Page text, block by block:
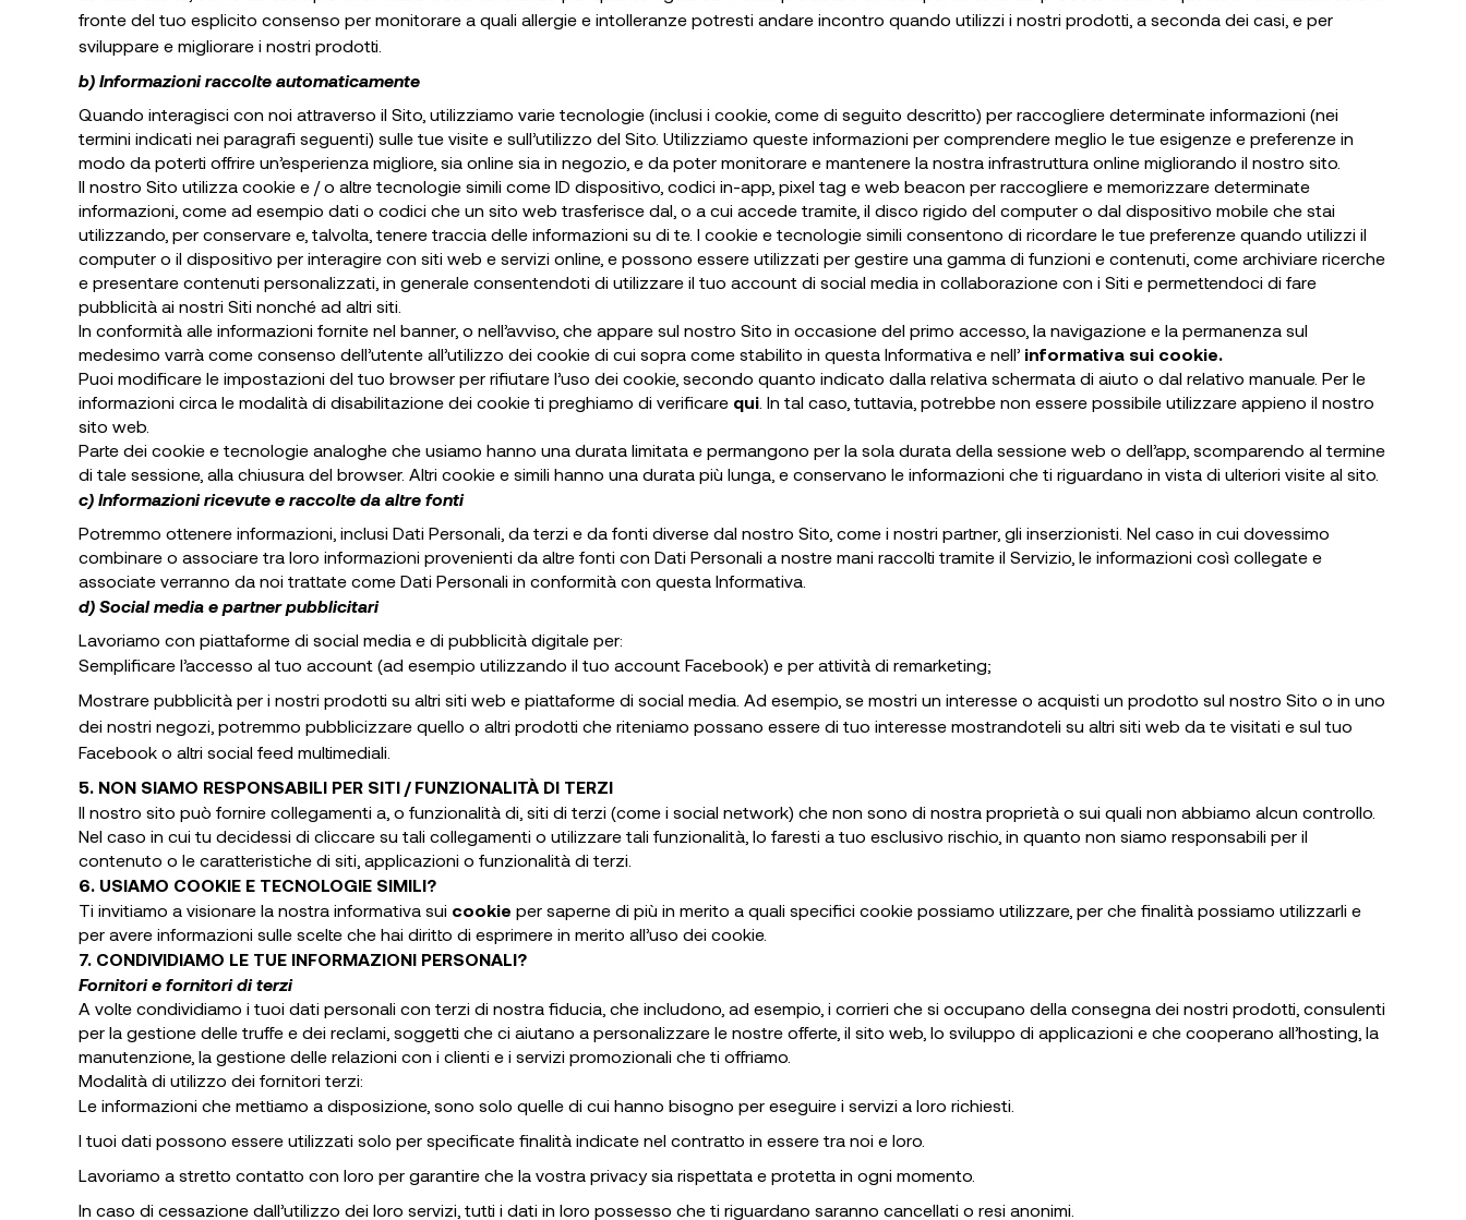
fronte del tuo esplicito consenso per monitorare a quali allergie e intolleranze potresti andare incontro quando utilizzi i nostri prodotti, a seconda dei casi, e per
sviluppare e migliorare i nostri prodotti.
b) Informazioni raccolte automaticamente
Quando interagisci con noi attraverso il Sito, utilizziamo varie tecnologie (inclusi i cookie, come di seguito descritto) per raccogliere determinate informazioni (nei
termini indicati nei paragrafi seguenti) sulle tue visite e sull’utilizzo del Sito. Utilizziamo queste informazioni per comprendere meglio le tue esigenze e preferenze in
modo da poterti offrire un’esperienza migliore, sia online sia in negozio, e da poter monitorare e mantenere la nostra infrastruttura online migliorando il nostro sito.
Il nostro Sito utilizza cookie e / o altre tecnologie simili come ID dispositivo, codici in-app, pixel tag e web beacon per raccogliere e memorizzare determinate
informazioni, come ad esempio dati o codici che un sito web trasferisce dal, o a cui accede tramite, il disco rigido del computer o dal dispositivo mobile che stai
utilizzando, per conservare e, talvolta, tenere traccia delle informazioni su di te. I cookie e tecnologie simili consentono di ricordare le tue preferenze quando utilizzi il
computer o il dispositivo per interagire con siti web e servizi online, e possono essere utilizzati per gestire una gamma di funzioni e contenuti, come archiviare ricerche
e presentare contenuti personalizzati, in generale consentendoti di utilizzare il tuo account di social media in collaborazione con i Siti e permettendoci di fare
pubblicità ai nostri Siti nonché ad altri siti.
In conformità alle informazioni fornite nel banner, o nell’avviso, che appare sul nostro Sito in occasione del primo accesso, la navigazione e la permanenza sul
medesimo varrà come consenso dell’utente all’utilizzo dei cookie di cui sopra come stabilito in questa Informativa e nell’ informativa sui cookie.
Puoi modificare le impostazioni del tuo browser per rifiutare l’uso dei cookie, secondo quanto indicato dalla relativa schermata di aiuto o dal relativo manuale. Per le
informazioni circa le modalità di disabilitazione dei cookie ti preghiamo di verificare qui . In tal caso, tuttavia, potrebbe non essere possibile utilizzare appieno il nostro
sito web.
Parte dei cookie e tecnologie analoghe che usiamo hanno una durata limitata e permangono per la sola durata della sessione web o dell’app, scomparendo al termine
di tale sessione, alla chiusura del browser. Altri cookie e simili hanno una durata più lunga, e conservano le informazioni che ti riguardano in vista di ulteriori visite al sito.
c) Informazioni ricevute e raccolte da altre fonti
Potremmo ottenere informazioni, inclusi Dati Personali, da terzi e da fonti diverse dal nostro Sito, come i nostri partner, gli inserzionisti. Nel caso in cui dovessimo
combinare o associare tra loro informazioni provenienti da altre fonti con Dati Personali a nostre mani raccolti tramite il Servizio, le informazioni così collegate e
associate verranno da noi trattate come Dati Personali in conformità con questa Informativa.
d) Social media e partner pubblicitari
Lavoriamo con piattaforme di social media e di pubblicità digitale per:
Semplificare l’accesso al tuo account (ad esempio utilizzando il tuo account Facebook) e per attività di remarketing;
Mostrare pubblicità per i nostri prodotti su altri siti web e piattaforme di social media. Ad esempio, se mostri un interesse o acquisti un prodotto sul nostro Sito o in uno
dei nostri negozi, potremmo pubblicizzare quello o altri prodotti che riteniamo possano essere di tuo interesse mostrandoteli su altri siti web da te visitati e sul tuo
Facebook o altri social feed multimediali.
5. NON SIAMO RESPONSABILI PER SITI / FUNZIONALITÀ DI TERZI
Il nostro sito può fornire collegamenti a, o funzionalità di, siti di terzi (come i social network) che non sono di nostra proprietà o sui quali non abbiamo alcun controllo.
Nel caso in cui tu decidessi di cliccare su tali collegamenti o utilizzare tali funzionalità, lo faresti a tuo esclusivo rischio, in quanto non siamo responsabili per il
contenuto o le caratteristiche di siti, applicazioni o funzionalità di terzi.
6. USIAMO COOKIE E TECNOLOGIE SIMILI?
Ti invitiamo a visionare la nostra informativa sui cookie per saperne di più in merito a quali specifici cookie possiamo utilizzare, per che finalità possiamo utilizzarli e
per avere informazioni sulle scelte che hai diritto di esprimere in merito all’uso dei cookie.
7. CONDIVIDIAMO LE TUE INFORMAZIONI PERSONALI?
Fornitori e fornitori di terzi
A volte condividiamo i tuoi dati personali con terzi di nostra fiducia, che includono, ad esempio, i corrieri che si occupano della consegna dei nostri prodotti, consulenti
per la gestione delle truffe e dei reclami, soggetti che ci aiutano a personalizzare le nostre offerte, il sito web, lo sviluppo di applicazioni e che cooperano all’hosting, la
manutenzione, la gestione delle relazioni con i clienti e i servizi promozionali che ti offriamo.
Modalità di utilizzo dei fornitori terzi:
Le informazioni che mettiamo a disposizione, sono solo quelle di cui hanno bisogno per eseguire i servizi a loro richiesti.
I tuoi dati possono essere utilizzati solo per specificate finalità indicate nel contratto in essere tra noi e loro.
Lavoriamo a stretto contatto con loro per garantire che la vostra privacy sia rispettata e protetta in ogni momento.
In caso di cessazione dall’utilizzo dei loro servizi, tutti i dati in loro possesso che ti riguardano saranno cancellati o resi anonimi.